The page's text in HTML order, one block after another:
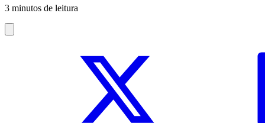
3 minutos de leitura